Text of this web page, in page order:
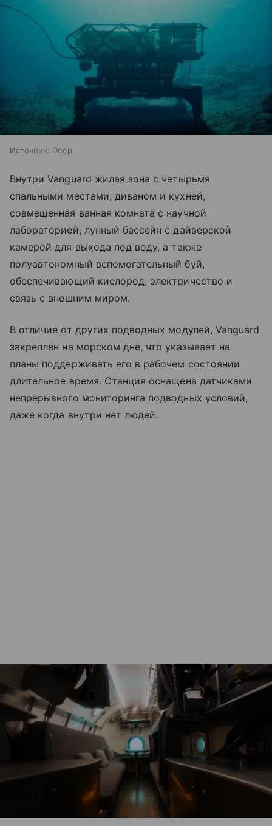
Источник: Deep
Внутри Vanguard жилая зона с четырьмя
спальными местами, диваном и кухней,
совмещенная ванная комната с научной
лабораторией, лунный бассейн с дайверской
камерой для выхода под воду, а также
полуавтономный вспомогательный буй,
обеспечивающий кислород, электричество и
связь с внешним миром.
В отличие от других подводных модулей, Vanguard
закреплен на морском дне, что указывает на
планы поддерживать его в рабочем состоянии
длительное время. Станция оснащена датчиками
непрерывного мониторинга подводных условий,
даже когда внутри нет людей.